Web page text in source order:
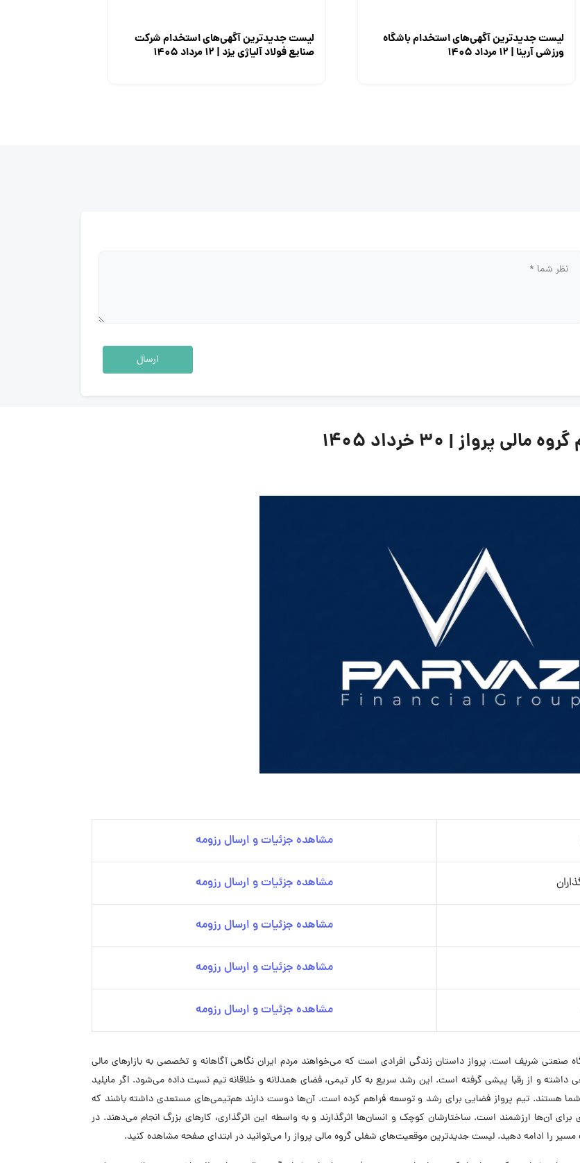
لیست جدیدترین آگهی‌های استخدام باشگاه
ورزشی آرینا | ۱۲ مرداد ۱۴۰۵
لیست جدیدترین آگهی‌های استخدام شرکت
صنایع فولاد آلیاژی یزد | ۱۲ مرداد ۱۴۰۵
ارسال
| ۳۰ خرداد ۱۴۰۵
مشاهده جزئیات و ارسال رزومه
مشاهده جزئیات و ارسال رزومه
مشاهده جزئیات و ارسال رزومه
مشاهده جزئیات و ارسال رزومه
مشاهده جزئیات و ارسال رزومه
صنعتی شریف است. پرواز داستان زندگی افرادی است که می‌خواهند مردم ایران نگاهی آگاهانه و تخصصی به بازارهای مالی
نخبه پرواز از سال ۱۴۰۰ تاکنون رشد سریعی داشته و از رقبا پیشی گرفته است. این رشد سریع به کار تیمی، فضای همدلانه و خلاقانه تیم نسبت داده می‌شود. اگر مایلید
شما هستند. تیم پرواز فضایی برای رشد و توسعه فراهم کرده است. آن‌ها دوست دارند هم‌تیمی‌های مستعدی داشته باشند که
برای آن‌ها ارزشمند است. ساختارشان کوچک و انسان‌ها اثرگذارند و به واسطه این اثرگذاری، کارهای بزرگ انجام می‌دهند. در
را ادامه دهید. لیست جدیدترین موقعیت‌های شغلی گروه مالی پرواز را می‌توانید در ابتدای صفحه مشاهده کنید.